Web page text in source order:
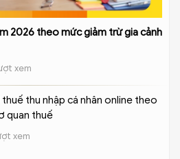
2026 theo mức giảm trừ gia cảnh
xem
thu nhập cá nhân online theo
quan thuế
xem